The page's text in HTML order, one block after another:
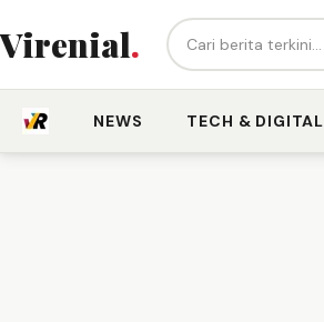
Virenial. Cari berita...
NEWS TECH & DIGITAL